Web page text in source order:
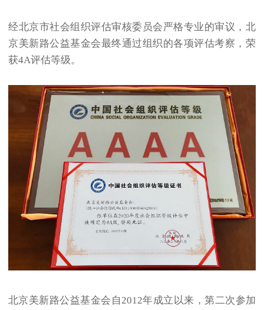
经北京市社会组织评估审核委员会严格专业的审议，北
京美新路公益基金会最终通过组织的各项评估考察，荣
获4A评估等级。
北京美新路公益基金会自2012年成立以来，第二次参加